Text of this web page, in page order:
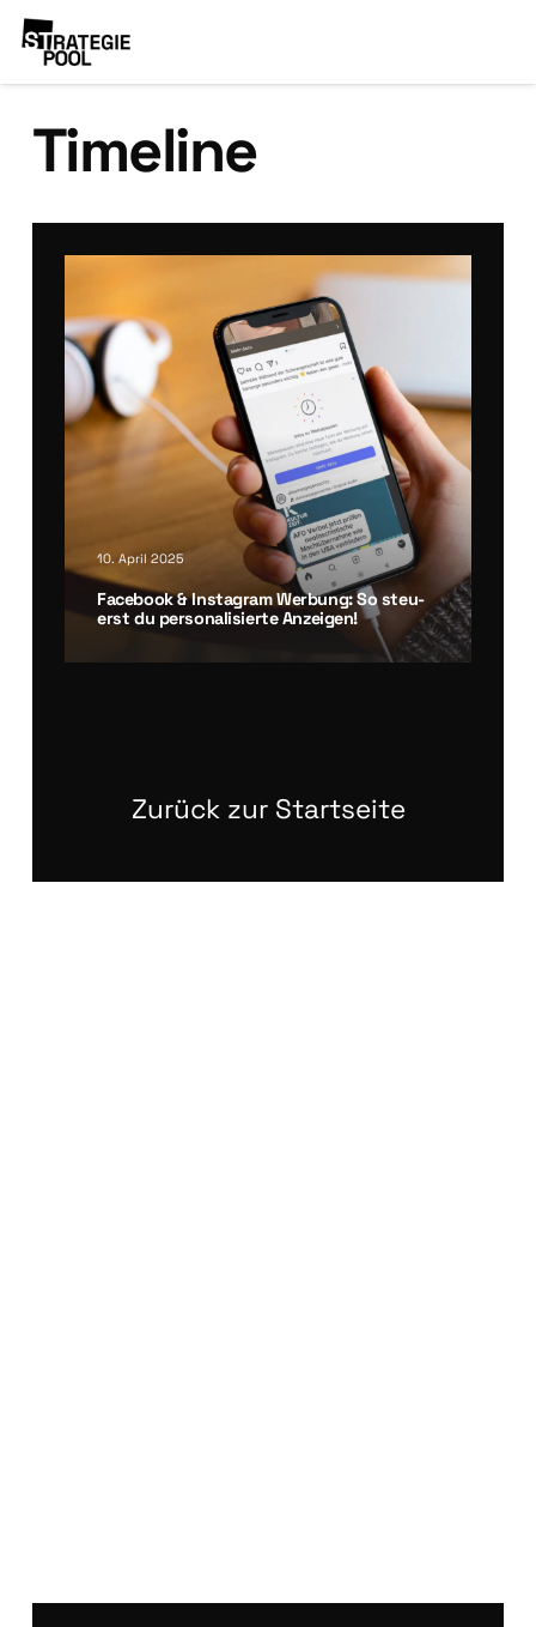
Timeline
10. April 2025
Face­book & Insta­gram Wer­bung: So steu­
erst du per­so­na­li­sier­te Anzei­gen!
Zurück zur Startseite